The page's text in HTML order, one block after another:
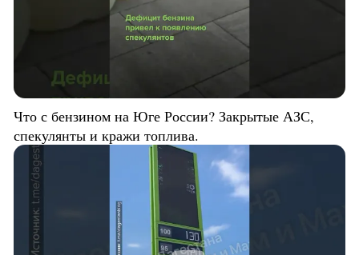
Что с бензином на Юге России? Закрытые АЗС,
спекулянты и кражи топлива.